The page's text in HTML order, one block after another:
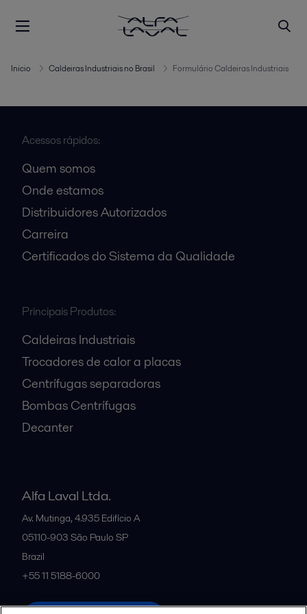
Inicio Caldeiras Industriais no Brasil Formulário Caldeiras Industriais
Acessos rápidos:
Quem somos
Onde estamos
Distribuidores Autorizados
Carreira
Certificados do Sistema da Qualidade
Principais Produtos:
Caldeiras Industriais
Trocadores de calor a placas
Centrífugas separadoras
Bombas Centrífugas
Decanter
Alfa Laval Ltda.
Av. Mutinga, 4.935 Edifício A
05110-903 São Paulo SP
Brazil
+55 11 5188-6000